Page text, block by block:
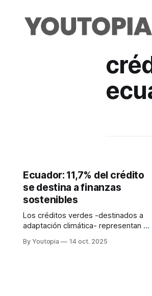
Ecuador: 11,7% del crédito
se destina a finanzas
sostenibles
Los créditos verdes -destinados a
adaptación climática- representan la
soberanía alimentaria capta los
By Youtopia 14 oct. 2025